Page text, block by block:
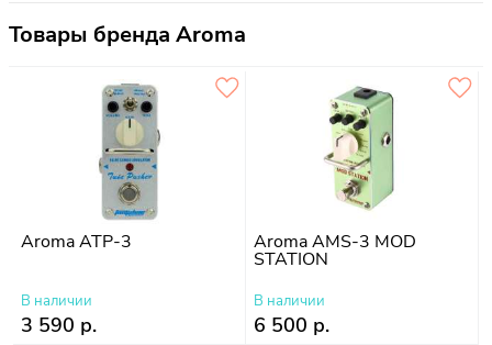
Товары бренда Aroma
Aroma ATP-3
В наличии
3 590 р.
Aroma AMS-3 MOD
STATION
В наличии
6 500 р.